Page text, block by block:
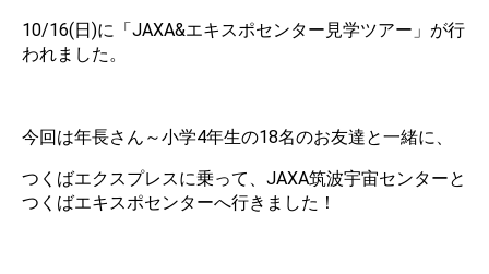
10/16(日)に「JAXA&エキスポセンター見学ツアー」が行
われました。
今回は年長さん～小学4年生の18名のお友達と一緒に、
つくばエクスプレスに乗って、JAXA筑波宇宙センターと
つくばエキスポセンターへ行きました！